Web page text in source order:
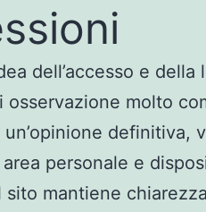
dell’accesso e
osservazione molto
un’opinione definitiva,
personale e
sito mantiene